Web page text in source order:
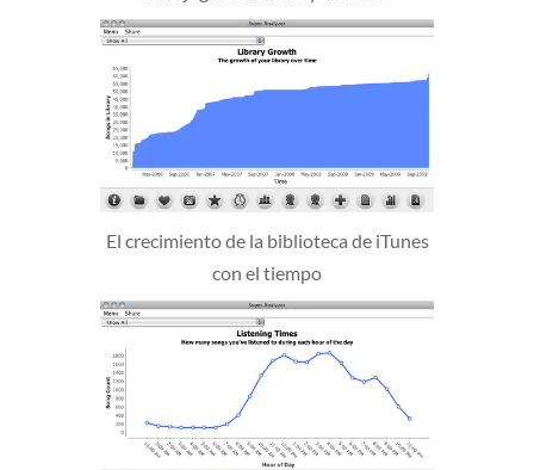
El crecimiento de la biblioteca de iTunes
con el tiempo